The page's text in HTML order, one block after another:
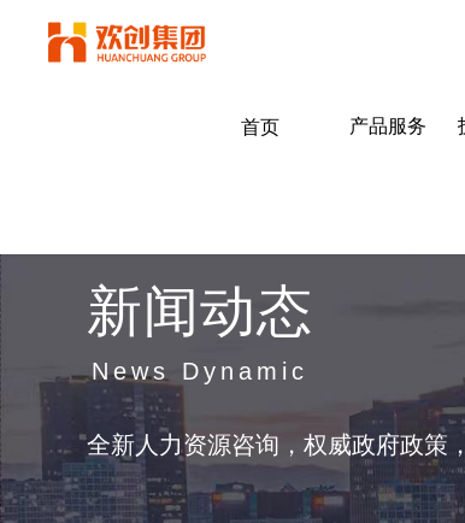
首页 产品服务
新闻动态
News Dynamic
全新人力资源咨询，权威政府政策